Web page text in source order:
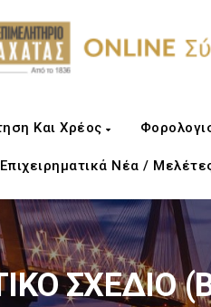
Και Χρέος
Επιχειρηματικά Νέα /
ΣΧΕΔΙΟ